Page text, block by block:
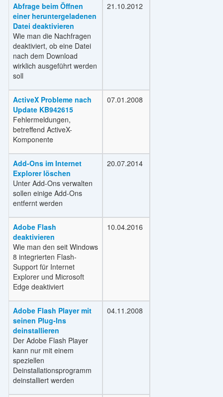
Abfrage beim Öffnen
einer heruntergeladenen
Datei deaktivieren
Wie man die Nachfragen
deaktiviert, ob eine Datei
nach dem Download
wirklich ausgeführt werden
soll
21.10.2012
ActiveX Probleme nach
Update KB942615
Fehlermeldungen,
betreffend ActiveX-
Komponente
07.01.2008
Add-Ons im Internet
Explorer löschen
Unter Add-Ons verwalten
sollen einige Add-Ons
entfernt werden
20.07.2014
Adobe Flash
deaktivieren
Wie man den seit Windows
8 integrierten Flash-
Support für Internet
Explorer und Microsoft
Edge deaktiviert
10.04.2016
Adobe Flash Player mit
seinen Plug-Ins
deinstallieren
Der Adobe Flash Player
kann nur mit einem
speziellen
Deinstallationsprogramm
deinstalliert werden
04.11.2008